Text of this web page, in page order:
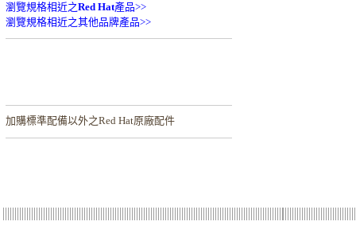
瀏覽規格相近之Red Hat產品>>
瀏覽規格相近之其他品牌產品>>
加購標準配備以外之Red Hat原廠配件